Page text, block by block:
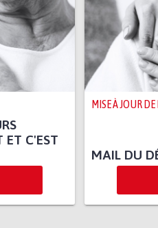
ET C'EST
MISE À JOUR
MAIL DU